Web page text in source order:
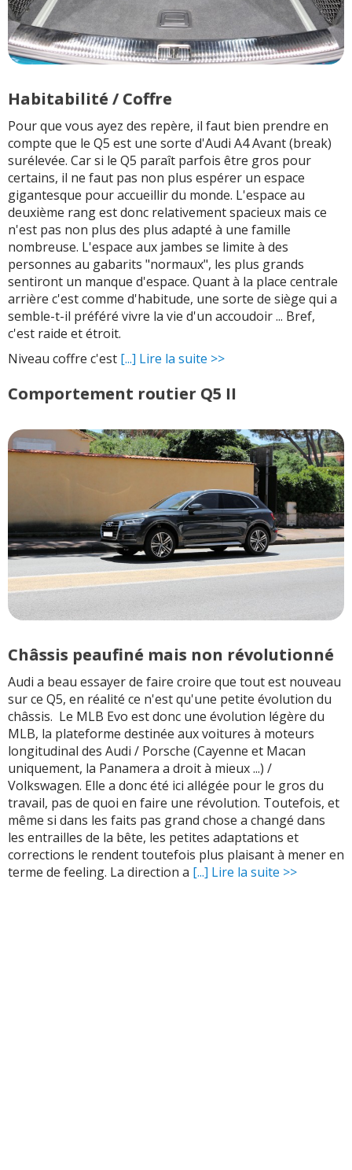
Habitabilité / Coffre
Pour que vous ayez des repère, il faut bien prendre en
compte que le Q5 est une sorte d'Audi A4 Avant (break)
surélevée. Car si le Q5 paraît parfois être gros pour
certains, il ne faut pas non plus espérer un espace
gigantesque pour accueillir du monde. L'espace au
deuxième rang est donc relativement spacieux mais ce
n'est pas non plus des plus adapté à une famille
nombreuse. L'espace aux jambes se limite à des
personnes au gabarits "normaux", les plus grands
sentiront un manque d'espace. Quant à la place centrale
arrière c'est comme d'habitude, une sorte de siège qui a
semble-t-il préféré vivre la vie d'un accoudoir ... Bref,
c'est raide et étroit.
Niveau coffre c'est [...] Lire la suite >>
Comportement routier Q5 II
Châssis peaufiné mais non révolutionné
Audi a beau essayer de faire croire que tout est nouveau
sur ce Q5, en réalité ce n'est qu'une petite évolution du
châssis. Le MLB Evo est donc une évolution légère du
MLB, la plateforme destinée aux voitures à moteurs
longitudinal des Audi / Porsche (Cayenne et Macan
uniquement, la Panamera a droit à mieux ...) /
Volkswagen. Elle a donc été ici allégée pour le gros du
travail, pas de quoi en faire une révolution. Toutefois, et
même si dans les faits pas grand chose a changé dans
les entrailles de la bête, les petites adaptations et
corrections le rendent toutefois plus plaisant à mener en
terme de feeling. La direction a [...] Lire la suite >>